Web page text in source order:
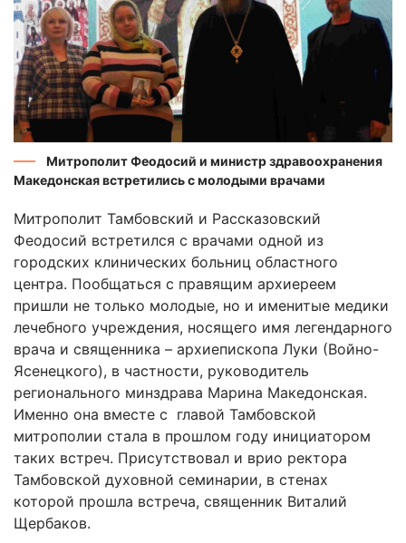
Митрополит Феодосий и министр здравоохранения
Македонская встретились с молодыми врачами
Митрополит Тамбовский и Рассказовский
Феодосий встретился с врачами одной из
городских клинических больниц областного
центра. Пообщаться с правящим архиереем
пришли не только молодые, но и именитые медики
лечебного учреждения, носящего имя легендарного
врача и священника – архиепископа Луки (Войно-
Ясенецкого), в частности, руководитель
регионального минздрава Марина Македонская.
Именно она вместе с главой Тамбовской
митрополии стала в прошлом году инициатором
таких встреч. Присутствовал и врио ректора
Тамбовской духовной семинарии, в стенах
которой прошла встреча, священник Виталий
Щербаков.